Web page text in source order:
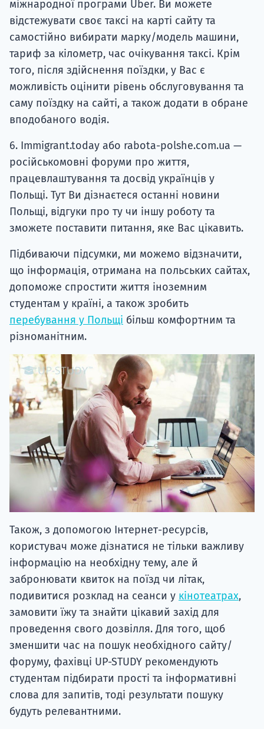
міжнародної програми Uber. Ви можете
відстежувати своє таксі на карті сайту та
самостійно вибирати марку/модель машини,
тариф за кілометр, час очікування таксі. Крім
того, після здійснення поїздки, у Вас є
можливість оцінити рівень обслуговування та
саму поїздку на сайті, а також додати в обране
вподобаного водія.
6. Іmmigrant.today або rabota-polshe.com.ua —
російськомовні форуми про життя,
працевлаштування та досвід українців у
Польщі. Тут Ви дізнаєтеся останні новини
Польщі, відгуки про ту чи іншу роботу та
зможете поставити питання, яке Вас цікавить.
Підбиваючи підсумки, ми можемо відзначити,
що інформація, отримана на польських сайтах,
допоможе спростити життя іноземним
студентам у країні, а також зробить
перебування у Польщі більш комфортним та
різноманітним.
Також, з допомогою Інтернет-ресурсів,
користувач може дізнатися не тільки важливу
інформацію на необхідну тему, але й
забронювати квиток на поїзд чи літак,
подивитися розклад на сеанси у кінотеатрах,
замовити їжу та знайти цікавий захід для
проведення свого дозвілля. Для того, щоб
зменшити час на пошук необхідного сайту/
форуму, фахівці UP-STUDY рекомендують
студентам підбирати прості та інформативні
слова для запитів, тоді результати пошуку
будуть релевантними.